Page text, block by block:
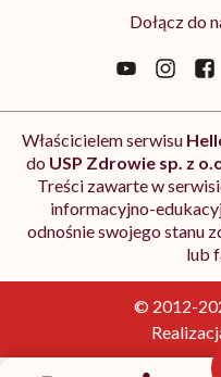
Dołącz do
Właścicielem serwisu
do USP Zdrowie sp. z
Treści zawarte w
informacyjno-
odnośnie swojego stanu
lub
© 2012-